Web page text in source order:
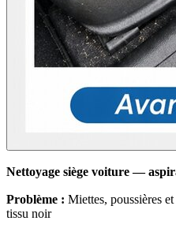
Nettoyage siège voiture —
Problème : Miettes, poussières
tissu noir